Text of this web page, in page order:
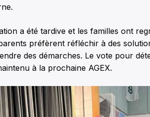
a été tardive et les familles ont
préfèrent réfléchir à des
des démarches. Le vote pour
à la prochaine AGEX.